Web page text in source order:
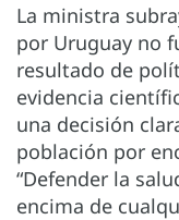
La ministra
por Uruguay no
resultado de
evidencia
una decisión
población por
“Defender la
encima de